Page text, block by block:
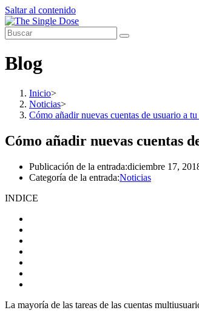
Saltar al contenido
Blog
Inicio>
Noticias>
Cómo añadir nuevas cuentas de usuario a
Cómo añadir nuevas cuentas
Publicación de la entrada:diciembre 17,
Categoría de la entrada:Noticias
INDICE
La mayoría de las tareas de las cuentas